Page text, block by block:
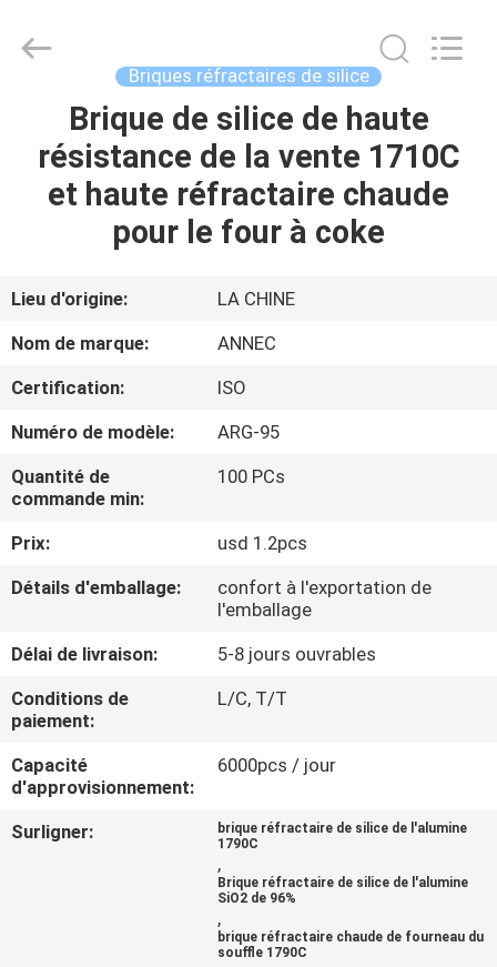
MAISON
À
PROPOS
NOUS
DE
L'USINE
CONTRÔLE
DE
LA
QUALITÉ
NOUS
Industrial
Briques réfractaires de silice
Brique de silice de haute
résistance de la vente 1710C
et haute réfractaire chaude
pour le four à coke
Lieu d'origine:
LA CHINE
Nom de marque:
ANNEC
Certification:
ISO
Numéro de modèle:
ARG-95
Quantité de
commande min:
100 PCs
Prix:
usd 1.2pcs
Détails d'emballage:
confort à l'exportation de
l'emballage
Délai de livraison:
5-8 jours ouvrables
Conditions de
paiement:
L/C, T/T
Capacité
d'approvisionnement:
6000pcs / jour
Surligner:
brique réfractaire de silice de l'alumine
1790C
,
Brique réfractaire de silice de l'alumine
SiO2 de 96%
,
brique réfractaire chaude de fourneau du
souffle 1790C